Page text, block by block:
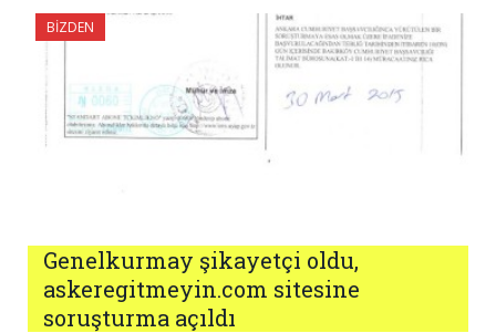
BIZDEN
Genelkurmay şikayetçi oldu,
askeregitmeyin.com sitesine
soruşturma açıldı